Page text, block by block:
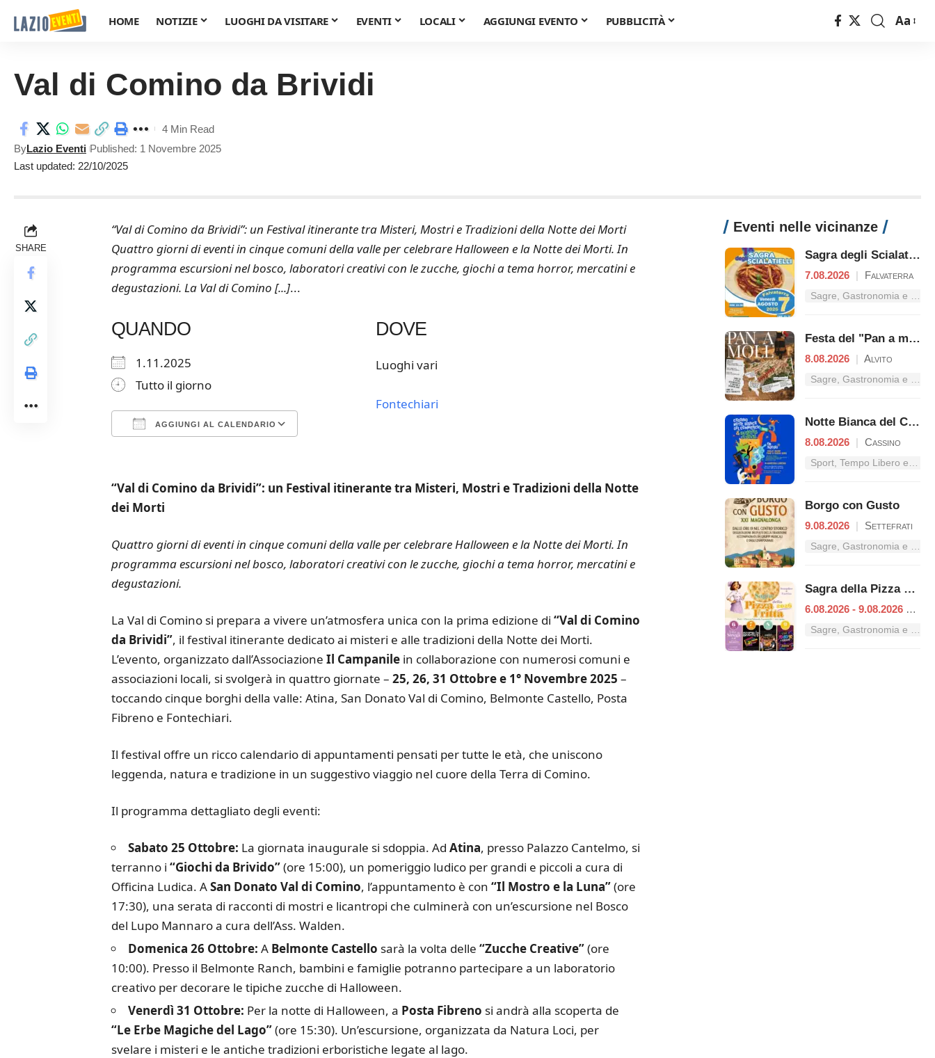
HOME NOTIZIE LUOGHI DA VISITARE EVENTI LOCALI AGGIUNGI EVENTO PUBBLICITÀ
Font
Aa
Val di Comino da Brividi
Last updated: 22/10/2025
ByLazio Eventi Published: 1 Novembre 2025
4 Min Read
SHARE
“Val di Comino da Brividi”: un Festival itinerante tra Misteri, Mostri e Tradizioni della Notte dei Morti
Quattro giorni di eventi in cinque comuni della valle per celebrare Halloween e la Notte dei Morti. In
programma escursioni nel bosco, laboratori creativi con le zucche, giochi a tema horror, mercatini e
degustazioni. La Val di Comino [...]...
QUANDO
1.11.2025
Tutto il giorno
AGGIUNGI AL CALENDARIO
DOVE
Luoghi vari
Fontechiari
“Val di Comino da Brividi”: un Festival itinerante tra Misteri, Mostri e Tradizioni della Notte
dei Morti
Quattro giorni di eventi in cinque comuni della valle per celebrare Halloween e la Notte dei Morti. In
programma escursioni nel bosco, laboratori creativi con le zucche, giochi a tema horror, mercatini e
degustazioni.
La Val di Comino si prepara a vivere un’atmosfera unica con la prima edizione di “Val di Comino
da Brividi”, il festival itinerante dedicato ai misteri e alle tradizioni della Notte dei Morti.
L’evento, organizzato dall’Associazione Il Campanilein collaborazione con numerosi comuni e
associazioni locali, si svolgerà in quattro giornate – 25, 26, 31 Ottobre e 1° Novembre 2025 –
toccando cinque borghi della valle: Atina, San Donato Val di Comino, Belmonte Castello, Posta
Fibreno e Fontechiari.
Il festival offre un ricco calendario di appuntamenti pensati per tutte le età, che uniscono
leggenda, natura e tradizione in un suggestivo viaggio nel cuore della Terra di Comino.
Il programma dettagliato degli eventi:
Sabato 25 Ottobre: La giornata inaugurale si sdoppia. Ad Atina, presso Palazzo Cantelmo, si
terranno i “Giochi da Brivido”(ore 15:00), un pomeriggio ludico per grandi e piccoli a cura di
Officina Ludica. ASan Donato Val di Comino, l’appuntamento è con “Il Mostro e la Luna”(ore
17:30), una serata di racconti di mostri e licantropi che culminerà con un’escursione nel Bosco
del Lupo Mannaro a cura dell’Ass. Walden.
Domenica 26 Ottobre: A Belmonte Castello sarà la volta delle “Zucche Creative”(ore
10:00). Presso il Belmonte Ranch, bambini e famiglie potranno partecipare a un laboratorio
creativo per decorare le tipiche zucche di Halloween.
Venerdì 31 Ottobre: Per la notte di Halloween, a Posta Fibreno si andrà alla scoperta de
“Le Erbe Magiche del Lago”(ore 15:30). Un’escursione, organizzata da Natura Loci, per
svelare i misteri e le antiche tradizioni erboristiche legate al lago.
Eventi nelle vicinanze
Sagra degli Scialatielli
7.08.2026 | Falvaterra
Sagre, Gastronomia e Tradizioni nel Lazio
Festa del "Pan a moll"
8.08.2026 | Alvito
Sagre, Gastronomia e Tradizioni nel Lazio
Notte Bianca del Commercio
8.08.2026 | Cassino
Sport, Tempo Libero e Divertimento nel Lazio
Borgo con Gusto
9.08.2026 | Settefrati
Sagre, Gastronomia e Tradizioni nel Lazio
Sagra della Pizza Fritta
6.08.2026 - 9.08.2026 |
Sagre, Gastronomia e Tradizioni nel Lazio